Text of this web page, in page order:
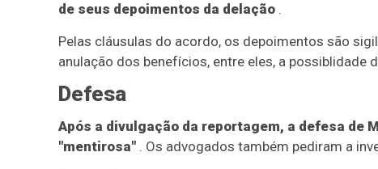
de seus depoimentos da delação .
Pelas cláusulas do acordo, os depoimentos são
anulação dos benefícios, entre eles, a possiblidade
Defesa
Após a divulgação da reportagem, a defesa de
"mentirosa" . Os advogados também pediram a